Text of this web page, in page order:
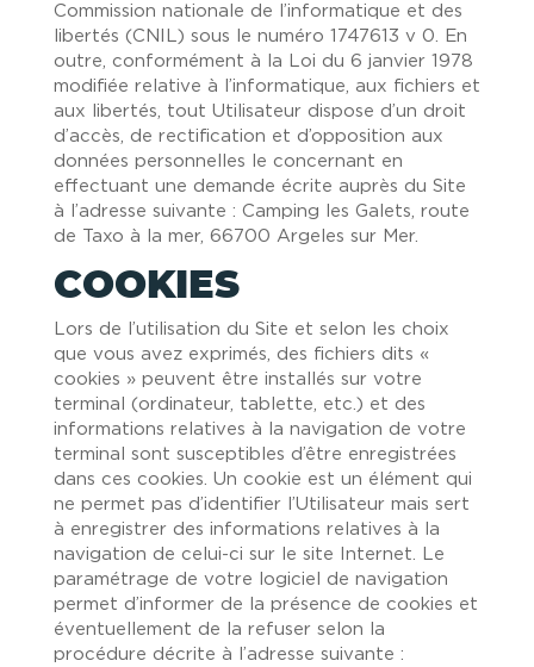
Commission nationale de l’informatique et des
libertés (CNIL) sous le numéro 1747613 v 0. En
outre, conformément à la Loi du 6 janvier 1978
modifiée relative à l’informatique, aux fichiers et
aux libertés, tout Utilisateur dispose d’un droit
d’accès, de rectification et d’opposition aux
données personnelles le concernant en
effectuant une demande écrite auprès du Site
à l’adresse suivante : Camping les Galets, route
de Taxo à la mer, 66700 Argeles sur Mer.
COOKIES
Lors de l’utilisation du Site et selon les choix
que vous avez exprimés, des fichiers dits «
cookies » peuvent être installés sur votre
terminal (ordinateur, tablette, etc.) et des
informations relatives à la navigation de votre
terminal sont susceptibles d’être enregistrées
dans ces cookies. Un cookie est un élément qui
ne permet pas d’identifier l’Utilisateur mais sert
à enregistrer des informations relatives à la
navigation de celui-ci sur le site Internet. Le
paramétrage de votre logiciel de navigation
permet d’informer de la présence de cookies et
éventuellement de la refuser selon la
procédure décrite à l’adresse suivante :